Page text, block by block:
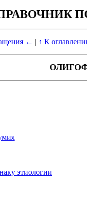
← | ↑ К
этиологии